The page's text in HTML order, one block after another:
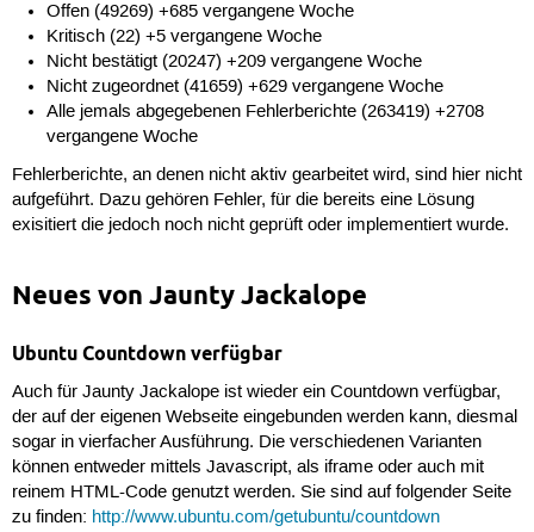
Offen (49269) +685 vergangene Woche
Kritisch (22) +5 vergangene Woche
Nicht bestätigt (20247) +209 vergangene Woche
Nicht zugeordnet (41659) +629 vergangene Woche
Alle jemals abgegebenen Fehlerberichte (263419) +2708
vergangene Woche
Fehlerberichte, an denen nicht aktiv gearbeitet wird, sind hier nicht
aufgeführt. Dazu gehören Fehler, für die bereits eine Lösung
exisitiert die jedoch noch nicht geprüft oder implementiert wurde.
Neues von Jaunty Jackalope
Ubuntu Countdown verfügbar
Auch für Jaunty Jackalope ist wieder ein Countdown verfügbar,
der auf der eigenen Webseite eingebunden werden kann, diesmal
sogar in vierfacher Ausführung. Die verschiedenen Varianten
können entweder mittels Javascript, als iframe oder auch mit
reinem HTML-Code genutzt werden. Sie sind auf folgender Seite
zu finden: http://www.ubuntu.com/getubuntu/countdown